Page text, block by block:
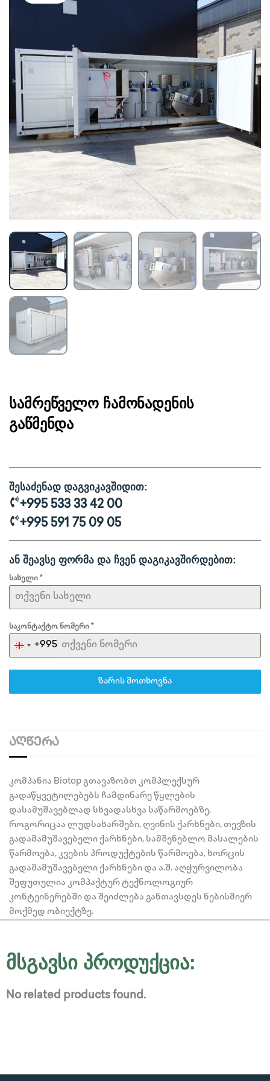
ᲡᲐᲛᲠᲔᲬᲕᲔᲚᲝ ᲩᲐᲛᲝᲜᲐᲓᲔᲜᲘᲡ
ᲒᲐᲬᲛᲔᲜᲓᲐ
შესაძენად დაგვიკავშიდით:
+995 533 33 42 00
+995 591 75 09 05
ან შეავსე ფორმა და ჩვენ დაგიკავშირდებით:
სახელი *
საკონტაქტო ნომერი *
Georgia
+995
ზარის მოთხოვნა
ᲐᲦᲬᲔᲠᲐ
კომპანია Biotop გთავაზობთ კომპლექსურ
გადაწყვეტილებებს ჩამდინარე წყლების
დასამუშავებლად სხვადასხვა საწარმოებზე,
როგორიცაა ლუდსახარშები, ღვინის ქარხნები, თევზის
გადამამუშავებელი ქარხნები, სამშენებლო მასალების
წარმოება, კვების პროდუქტების წარმოება, ხორცის
გადამამუშავებელი ქარხნები და ა.შ. აღჭურვილობა
შეფუთულია კომპაქტურ ტექნოლოგიურ
კონტეინერებში და შეიძლება განთავსდეს ნებისმიერ
მოქმედ ობიექტზე.
მსგავსი პროდუქცია:
No related products found.